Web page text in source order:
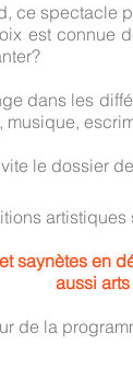
ce spectacle
est connue
dans les
le dossier
saynètes en
aussi
de la